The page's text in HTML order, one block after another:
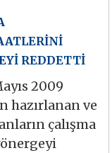
REDDETTİ
2009
hazırlanan ve
çalışma